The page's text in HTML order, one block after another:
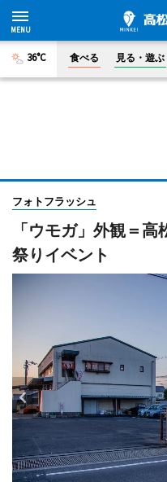
36°C 食べる 見る・遊ぶ
フォトフラッシュ
「ウモガ」外観＝
祭りイベント